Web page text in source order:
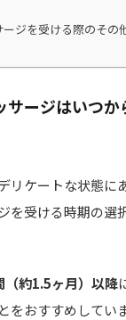
ジを受ける際のその
サージはいつか
リケートな状態に
を受ける時期の選
（約1.5ヶ月）以降
をおすすめしてい